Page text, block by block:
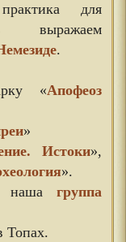
для
.
«Апофеоз
»
Истоки»,
».
наша группа
Топах.